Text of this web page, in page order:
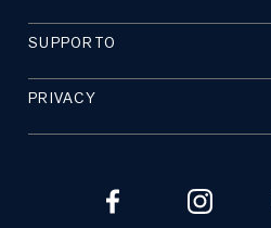
SUPPORTO
PRIVACY